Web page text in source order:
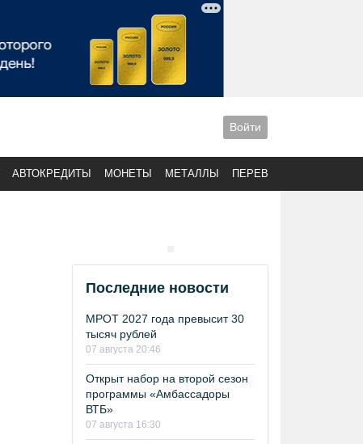
Войти
АВТОКРЕДИТЫ МОНЕТЫ МЕТАЛЛЫ ПЕРЕВОДЫ
Последние новости
МРОТ 2027 года превысит 30
тысяч рублей
07 августа 20:46
Открыт набор на второй сезон
программы «Амбассадоры
ВТБ»
07 августа 16:30